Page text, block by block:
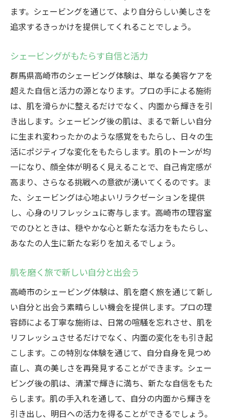
ます。シェービングを通じて、より自分らしい美しさを
追求するきっかけを提供してくれることでしょう。
シェービングがもたらす自信と活力
群馬県高崎市のシェービング体験は、単なる美容ケアを
超えた自信と活力の源となります。プロの手による施術
は、肌を滑らかに整えるだけでなく、内面から輝きを引
き出します。シェービング後の肌は、まるで新しい自分
に生まれ変わったかのような感覚をもたらし、日々の生
活にポジティブな変化をもたらします。肌のトーンが均
一になり、顔全体が明るく見えることで、自己肯定感が
高まり、さらなる挑戦への意欲が湧いてくるのです。ま
た、シェービングは心地よいリラクゼーションを提供
し、心身のリフレッシュに寄与します。高崎市の理容室
でのひとときは、穏やかな心と新たな活力をもたらし、
あなたの人生に新たな彩りを加えるでしょう。
肌を磨く旅で新しい自分と出会う
高崎市のシェービング体験は、肌を磨く旅を通じて新し
い自分と出会う素晴らしい機会を提供します。プロの理
容師による丁寧な施術は、日常の喧騒を忘れさせ、肌を
リフレッシュさせるだけでなく、内面の変化をも引き起
こします。この特別な体験を通じて、自分自身を見つめ
直し、真の美しさを再発見することができます。シェー
ビング後の肌は、清潔で輝きに満ち、新たな自信をもた
らします。肌の手入れを通して、自分の内面から輝きを
引き出し、明日への活力を得ることができるでしょう。